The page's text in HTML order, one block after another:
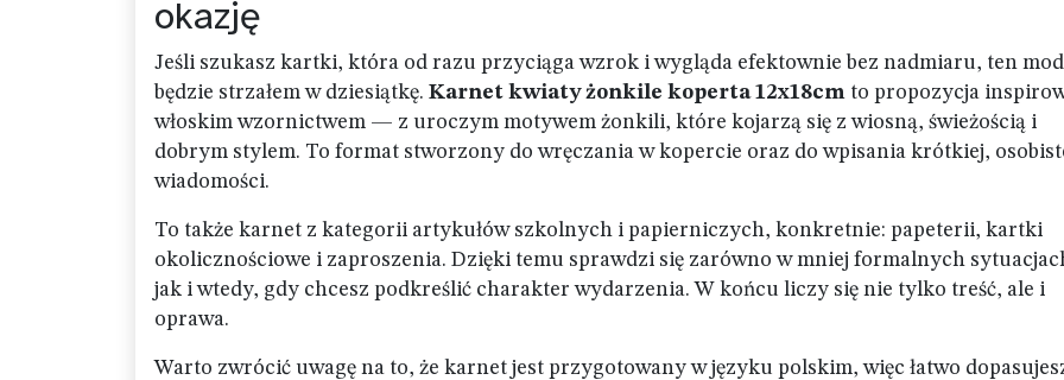
okazję
Jeśli szukasz kartki, która od razu przyciąga wzrok i wygląda efektownie bez nadmiaru, ten
będzie strzałem w dziesiątkę. Karnet kwiaty żonkile koperta 12x18cm to propozycja
włoskim wzornictwem — z uroczym motywem żonkili, które kojarzą się z wiosną, świeżością i
dobrym stylem. To format stworzony do wręczania w kopercie oraz do wpisania krótkiej,
wiadomości.
To także karnet z kategorii artykułów szkolnych i papierniczych, konkretnie: papeterii, kartki
okolicznościowe i zaproszenia. Dzięki temu sprawdzi się zarówno w mniej formalnych
jak i wtedy, gdy chcesz podkreślić charakter wydarzenia. W końcu liczy się nie tylko treść, ale i
oprawa.
Warto zwrócić uwagę na to, że karnet jest przygotowany w języku polskim, więc łatwo